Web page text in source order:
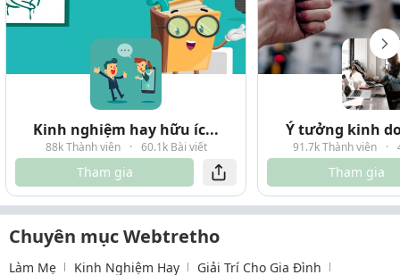
Kinh nghiệm hay hữu íc...
88k Thành viên · 60.1k Bài viết
Tham gia
Ý tưởng kinh
91.7k Thành viên ·
Tham gia
Chuyên mục Webtretho
Làm Mẹ Kinh Nghiệm Hay Giải Trí Cho Gia Đình